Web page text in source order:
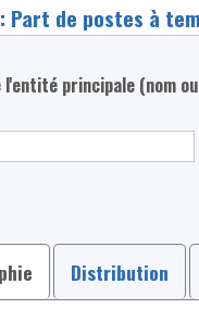
l'entité principale (nom ou
Distribution